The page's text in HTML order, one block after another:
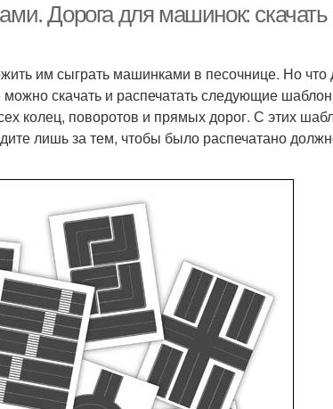
Дорога для машинок: скачать
им сыграть машинками в песочнице. Но что
скачать и распечатать следующие
колец, поворотов и прямых дорог. С этих
лишь за тем, чтобы было распечатано